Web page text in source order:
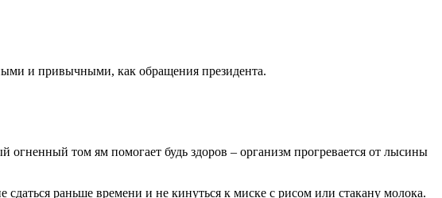
и привычными, как обращения президента.
том ям помогает будь здоров – организм прогревается от лысины
сдаться раньше времени и не кинуться к миске с рисом или стакану молока.